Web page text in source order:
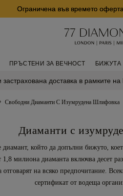
Ограничена във времето оферта
ПРЪСТЕНИ ЗА ВЕЧНОСТ БИЖУТА
застрахована доставка в рамките
Свободни Диаманти С Изумрудена Шлифовка
Диаманти с
диамант, който да допълни бижуто,
1,8 милиона диаманта включва десет
отговарят на всяко предпочитание.
сертификат от водеща